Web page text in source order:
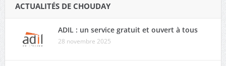
ACTUALITÉS DE CHOUDAY
ADIL : un service gratuit et ouvert à tous
28 novembre 2025